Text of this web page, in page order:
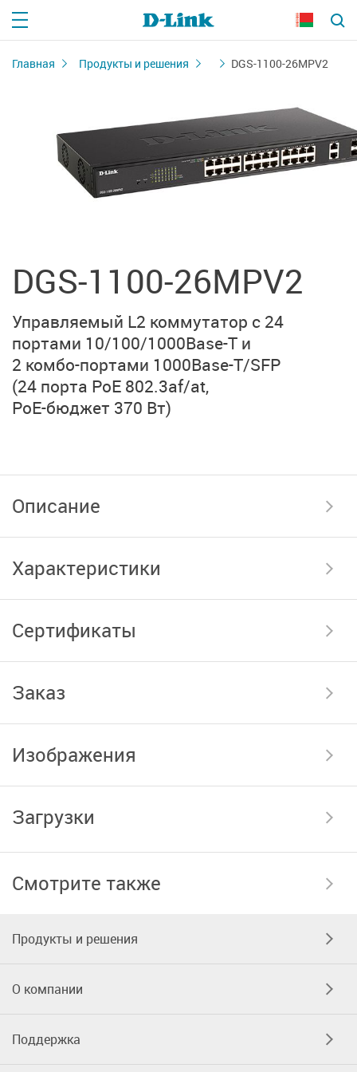
Главная Продукты и решения DGS-1100-26MPV2
DGS-1100-26MPV2
Управляемый L2 коммутатор с 24
портами 10/100/1000Base-T и
2 комбо-портами 1000Base-T/SFP
(24 порта PoE 802.3af/at,
PoE-бюджет 370 Вт)
Описание
Характеристики
Сертификаты
Заказ
Изображения
Загрузки
Смотрите также
Продукты и решения
О компании
Поддержка